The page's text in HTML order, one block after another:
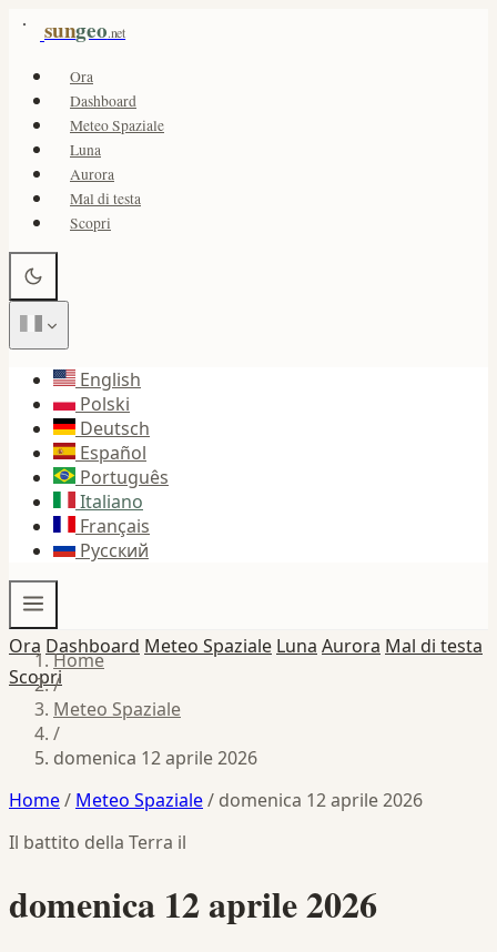
sungeo.net
Ora
Dashboard
Meteo Spaziale
Luna
Aurora
Mal di testa
Scopri
English
Polski
Deutsch
Español
Português
Italiano
Français
Русский
Ora Dashboard Meteo Spaziale Luna Aurora Mal di testa
Scopri
Home
/
Meteo Spaziale
/
domenica 12 aprile 2026
Home/ Meteo Spaziale/ domenica 12 aprile 2026
Il battito della Terra il
domenica 12 aprile 2026